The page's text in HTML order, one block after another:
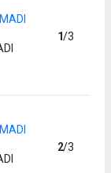
1/3
2/3